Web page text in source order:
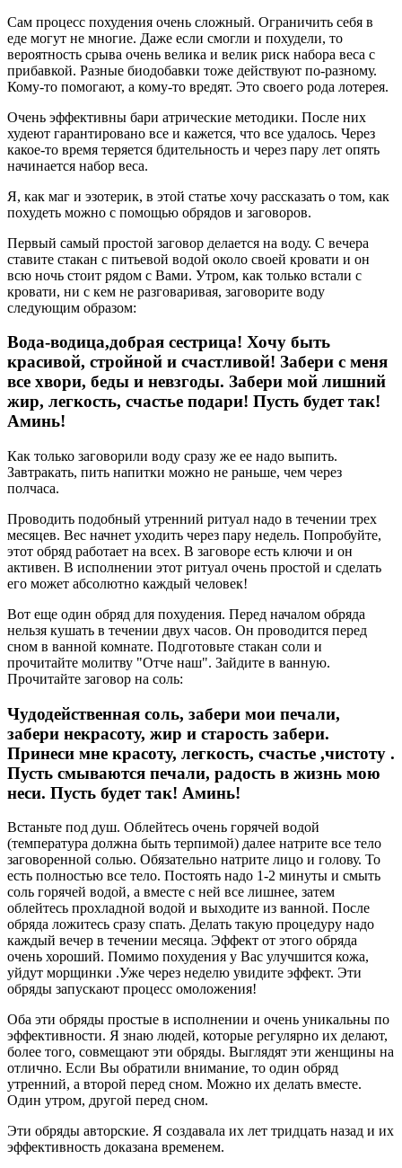
Сам процесс похудения очень сложный. Ограничить себя в
еде могут не многие. Даже если смогли и похудели, то
вероятность срыва очень велика и велик риск набора веса с
прибавкой. Разные биодобавки тоже действуют по-разному.
Кому-то помогают, а кому-то вредят. Это своего рода лотерея.
Очень эффективны бари атрические методики. После них
худеют гарантировано все и кажется, что все удалось. Через
какое-то время теряется бдительность и через пару лет опять
начинается набор веса.
Я, как маг и эзотерик, в этой статье хочу рассказать о том, как
похудеть можно с помощью обрядов и заговоров.
Первый самый простой заговор делается на воду. С вечера
ставите стакан с питьевой водой около своей кровати и он
всю ночь стоит рядом с Вами. Утром, как только встали с
кровати, ни с кем не разговаривая, заговорите воду
следующим образом:
Вода-водица,добрая сестрица! Хочу быть
красивой, стройной и счастливой! Забери с меня
все хвори, беды и невзгоды. Забери мой лишний
жир, легкость, счастье подари! Пусть будет так!
Аминь!
Как только заговорили воду сразу же ее надо выпить.
Завтракать, пить напитки можно не раньше, чем через
полчаса.
Проводить подобный утренний ритуал надо в течении трех
месяцев. Вес начнет уходить через пару недель. Попробуйте,
этот обряд работает на всех. В заговоре есть ключи и он
активен. В исполнении этот ритуал очень простой и сделать
его может абсолютно каждый человек!
Вот еще один обряд для похудения. Перед началом обряда
нельзя кушать в течении двух часов. Он проводится перед
сном в ванной комнате. Подготовьте стакан соли и
прочитайте молитву "Отче наш". Зайдите в ванную.
Прочитайте заговор на соль:
Чудодейственная соль, забери мои печали,
забери некрасоту, жир и старость забери.
Принеси мне красоту, легкость, счастье ,чистоту .
Пусть смываются печали, радость в жизнь мою
неси. Пусть будет так! Аминь!
Встаньте под душ. Облейтесь очень горячей водой
(температура должна быть терпимой) далее натрите все тело
заговоренной солью. Обязательно натрите лицо и голову. То
есть полностью все тело. Постоять надо 1-2 минуты и смыть
соль горячей водой, а вместе с ней все лишнее, затем
облейтесь прохладной водой и выходите из ванной. После
обряда ложитесь сразу спать. Делать такую процедуру надо
каждый вечер в течении месяца. Эффект от этого обряда
очень хороший. Помимо похудения у Вас улучшится кожа,
уйдут морщинки .Уже через неделю увидите эффект. Эти
обряды запускают процесс омоложения!
Оба эти обряды простые в исполнении и очень уникальны по
эффективности. Я знаю людей, которые регулярно их делают,
более того, совмещают эти обряды. Выглядят эти женщины на
отлично. Если Вы обратили внимание, то один обряд
утренний, а второй перед сном. Можно их делать вместе.
Один утром, другой перед сном.
Эти обряды авторские. Я создавала их лет тридцать назад и их
эффективность доказана временем.